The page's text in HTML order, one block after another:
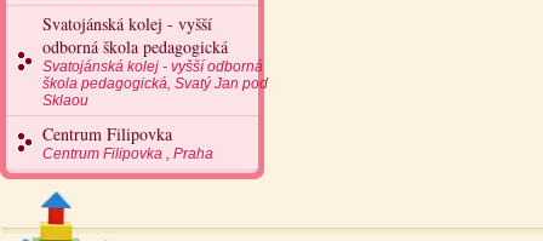
Svatojánská kolej - vyšší
odborná škola pedagogická
Svatojánská kolej - vyšší odborná
škola pedagogická, Svatý Jan pod
Sklaou
Centrum Filipovka
Centrum Filipovka , Praha